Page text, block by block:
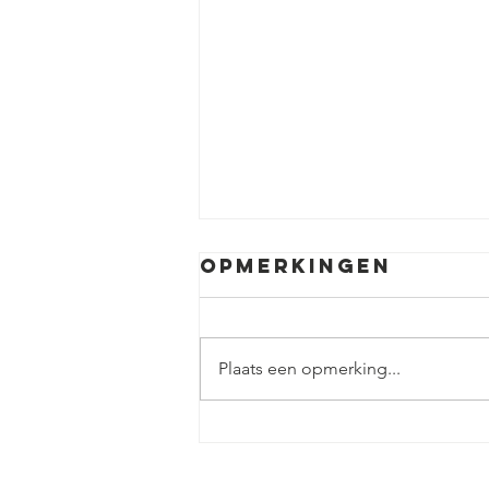
Opmerkingen
Plaats een opmerking...